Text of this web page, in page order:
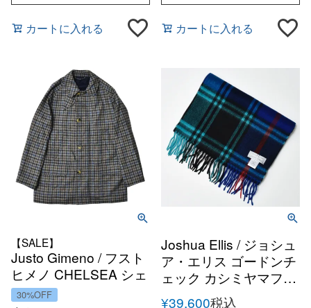
カートに入れる カートに入れる
【SALE】
Justo Gimeno / フスト
ヒメノ CHELSEA シェ
パードチェックツイー
30%OFF
Joshua Ellis / ジョシュ
ア・エリス ゴードンチ
ェック カシミヤマフラ
¥39,600税込